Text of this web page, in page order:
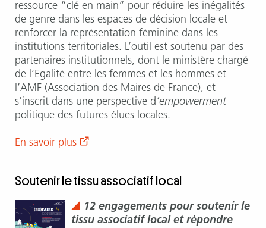
ressource “clé en main” pour réduire les inégalités
de genre dans les espaces de décision locale et
renforcer la représentation féminine dans les
institutions territoriales. L’outil est soutenu par des
partenaires institutionnels, dont le ministère chargé
de l’Egalité entre les femmes et les hommes et
l’AMF (Association des Maires de France), et
s’inscrit dans une perspective d’empowerment
politique des futures élues locales.
En savoir plus
Soutenir le tissu associatif local
12 engagements pour soutenir le
tissu associatif local et répondre